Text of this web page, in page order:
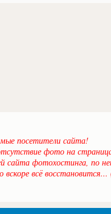
посетители сайта!
фото на
сайта фотохостинга, по
всё